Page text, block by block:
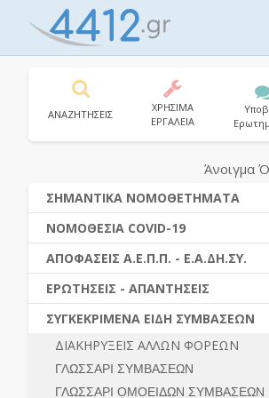
ΑΝΑΖΗΤΗΣΕΙΣ
ΧΡΗΣΙΜΑ
ΕΡΓΑΛΕΙΑ
Άνοιγμα
ΣΗΜΑΝΤΙΚΑ ΝΟΜΟΘΕΤΗΜΑΤΑ
ΔΗΜΟΣΙΕΣ ΣΥΜΒΑΣΕΙΣ (Ν. 4412/
ΔΗΜΟΤΙΚΟΣ ΚΩΔΙΚΑΣ (Ν.3463/
ΚΑΛΛΙΚΡΑΤΗΣ (Ν.3852/2010)
ΝΟΜΟΘΕΣΙΑ - ΝΟΜΟΛΟΓΙΑ
ΝΟΜΟΘΕΣΙΑ COVID-19
ΝΟΜΟΘΕΣΙΑ - ΝΟΜΟΛΟΓΙΑ COVID -
ΕΡΩΤΗΣΕΙΣ - ΑΠΑΝΤΗΣΕΙΣ
ΑΠΟΦΑΣΕΙΣ Α.Ε.Π.Π. - Ε.Α.ΔΗ.ΣΥ.
ΠΡΟΔΙΚΑΣΤΙΚΗ ΠΡΟΣΦΥΓΗ
ΓΕΝΙΚΟΙ ΚΑΝΟΝΕΣ
ΔΙΚΑΙΟΥΜΕΝΟΙ ΣΥΜΜΕΤΟΧΗΣ
ΠΡΟΣΦΟΡΕΣ – ΔΙΚΑΙΟΛΟΓΗΤΙΚΑ
ΣΥΜΜΕΤΟΧΗΣ
ΕΡΩΤΗΣΕΙΣ - ΑΠΑΝΤΗΣΕΙΣ
Ν. 4782/2021 - ΤΡΟΠΟΠΟΙΗΣΗ
4412/2016
ΔΙΕΞΑΓΩΓΗ ΔΙΑΔΙΚΑΣΙΑΣ
ΔΙΑΔΙΚΑΣΙΕΣ ΑΝΑΘΕΣΗΣ
ΣΥΓΚΕΚΡΙΜΕΝΑ ΕΙΔΗ ΣΥΜΒΑΣΕΩΝ
ΔΙΑΚΗΡΥΞΕΙΣ ΑΛΛΩΝ ΦΟΡΕΩΝ
ΓΛΩΣΣΑΡΙ ΣΥΜΒΑΣΕΩΝ
ΓΛΩΣΣΑΡΙ ΟΜΟΕΙΔΩΝ ΣΥΜΒΑΣΕΩΝ